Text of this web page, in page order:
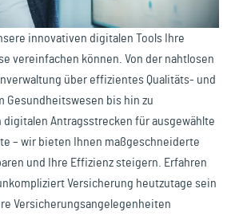
innovativen digitalen Tools Ihre
vereinfachen können. Von der nahtlosen
über effizientes Qualitäts- und
Gesundheitswesen bis hin zu
Antragsstrecken für ausgewählte
– wir bieten Ihnen maßgeschneiderte
und Ihre Effizienz steigern. Erfahren
Versicherung heutzutage sein
Versicherungsangelegenheiten